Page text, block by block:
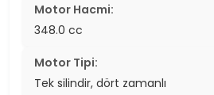
Motor Hacmi:
348.0 cc
Motor Tipi:
Tek silindir, dört zamanlı